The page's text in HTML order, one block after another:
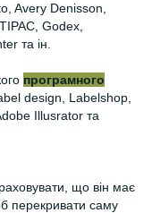
Avery Denisson,
Godex,
та ін.
програмного
design, Labelshop,
Illusrator та
що він має
перекривати саму